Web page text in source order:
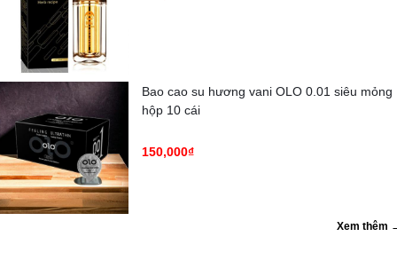
Bao cao su hương vani OLO 0.01 siêu mỏng
hộp 10 cái
150,000₫
Xem thêm